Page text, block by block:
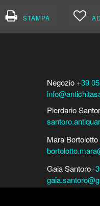
STAMPA
Negozio +39
Pierdario
Mara Bortolotto
Gaia Santoro